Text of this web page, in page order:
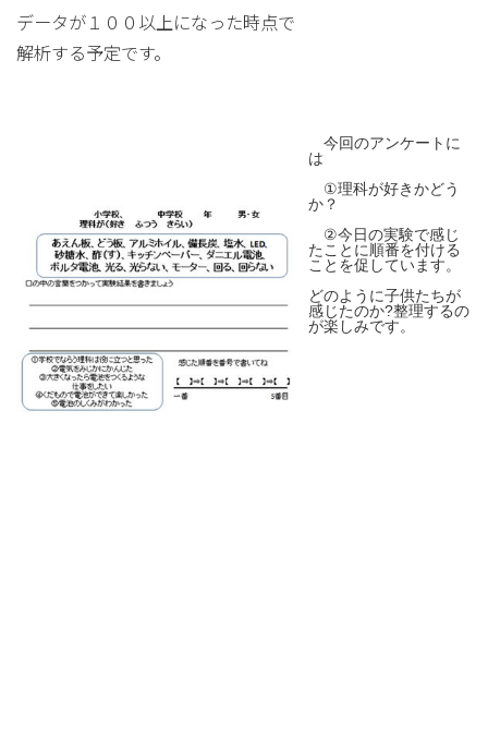
データが１００以上になった時点で
解析する予定です。
今回のアンケートに
は
①理科が好きかどう
か？
②今日の実験で感じ
たことに順番を付ける
ことを促しています。
どのように子供たちが
感じたのか?整理するの
が楽しみです。